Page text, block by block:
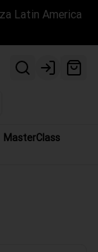
Latin America
Login
MasterClass